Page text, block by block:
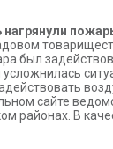
нагрянули
был
сайте
районах. В